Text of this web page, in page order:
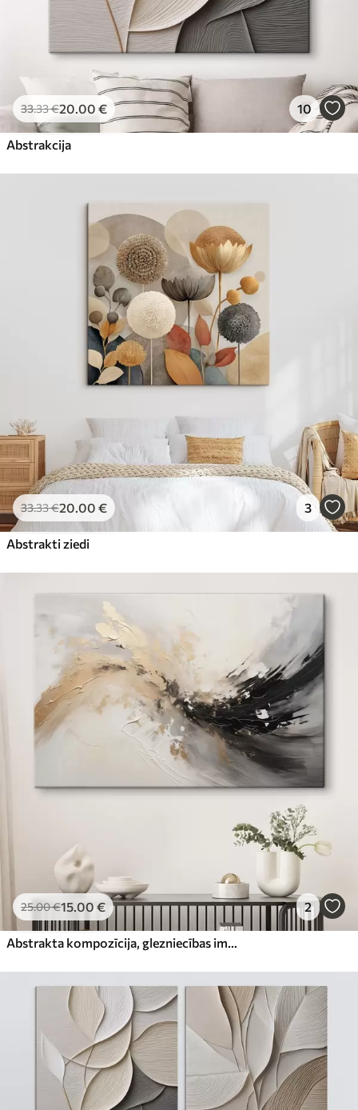
33.33€20.00 € 10
Abstrakcija
33.33€20.00 € 3
Abstrakti ziedi
25.00€15.00 € 2
Abstrakta kompozīcija, glezniecības imitācija